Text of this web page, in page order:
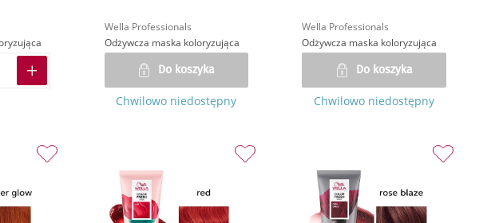
Wella Professionals
Odżywcza maska koloryzująca
Do koszyka
Chwilowo niedostępny
Wella Professionals
Odżywcza maska koloryzująca
Do koszyka
Chwilowo niedostępny